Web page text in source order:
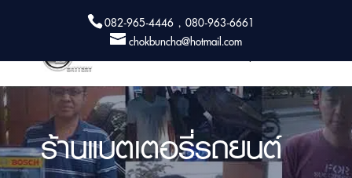
082-965-4446 , 080-963-6661
chokbuncha@hotmail.com
ร้านแบตเตอรี่รถยนต์